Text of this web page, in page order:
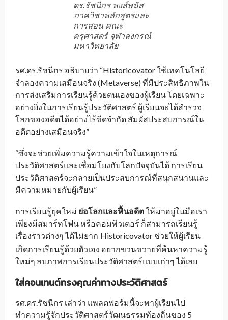
ดร.รัชนีกร หงส์พนัส
ภาควิชาหลักสูตรและ
การสอน คณะ
ครุศาสตร์ จุฬาลงกรณ์
มหาวิทยาลัย
รศ.ดร.รัชนีกร อธิบายว่า “Historicovator ใช้เทคโนโลยี
จำลองความเสมือนจริง (Metaverse) ที่มีประสิทธิภาพใน
การส่งเสริมการเรียนรู้ด้วยตนเองของผู้เรียน โดยเฉพาะ
อย่างยิ่งในการเรียนรู้ประวัติศาสตร์ ผู้เรียนจะได้สำรวจ
โลกของอดีตได้อย่างไร้ขีดจำกัด สัมผัสประสบการณ์ใน
อดีตอย่างเสมือนจริง”
“ซึ่งจะช่วยเพิ่มความรู้ความเข้าใจในเหตุการณ์
ประวัติศาสตร์และเชื่อมโยงกับโลกปัจจุบันได้ การเรียน
ประวัติศาสตร์จะกลายเป็นประสบการณ์ที่สนุกสนานและ
มีความหมายกับผู้เรียน”
การเรียนรู้ยุคใหม่ ย่อโลกและฟื้นอดีตให้มาอยู่ในมือเรา
เพียงมีสมาร์ทโฟน หรือคอมพิวเตอร์ ก็สามารถเรียนรู้
เรื่องราวต่างๆ ได้ไม่ยาก Historicovator ช่วยให้ผู้เรียน
เกิดการเรียนรู้ด้วยตัวเอง อยากขวนขวายที่ค้นหาความรู้
ใหม่ๆ ลบภาพการเรียนประวัติศาสตร์แบบเก่าๆ ได้เลย
ใส่คอนเทนต์ทรงคุณค่าทางประวัติศาสตร์
รศ.ดร.รัชนีกร เล่าว่า แพลตฟอร์มนี้จะพาผู้เรียนไป
ทำความรู้จักประวัติศาสตร์วัฒนธรรมท้องถิ่นของ 5